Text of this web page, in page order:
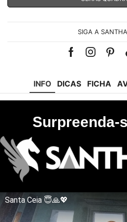
SIGA A
Facebook
INFO DICAS FICHA
Surpreenda-
Santa Ceia 😇🙏💖